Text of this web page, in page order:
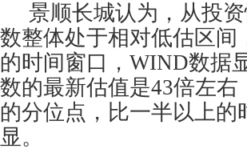
景顺长城认为，从投
数整体处于相对低估区
的时间窗口，WIND数据
数的最新估值是43倍左
的分位点，比一半以上
显。